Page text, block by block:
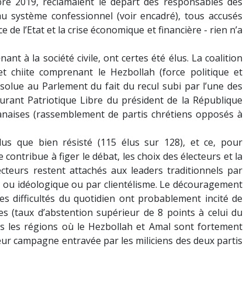
système confessionnel (voir encadré), tous accusés
de l’Etat et la crise économique et financière - rien n’a
à la société civile, ont certes été élus. La coalition
chiite comprenant le Hezbollah (force politique et
au Parlement du fait du recul subi par l’une des
Patriotique Libre du président de la République
(rassemblement de partis chrétiens opposés à
que bien résisté (115 élus sur 128), et ce, pour
à figer le débat, les choix des électeurs et la
restent attachés aux leaders traditionnels par
idéologique ou par clientélisme. Le découragement
difficultés du quotidien ont probablement incité de
(taux d’abstention supérieur de 8 points à celui du
les régions où le Hezbollah et Amal sont fortement
campagne entravée par les miliciens des deux partis